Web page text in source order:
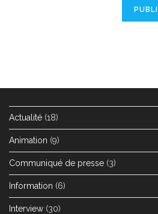
Actualité (18)
Animation (9)
Communiqué de presse (3)
Information (6)
Interview (30)